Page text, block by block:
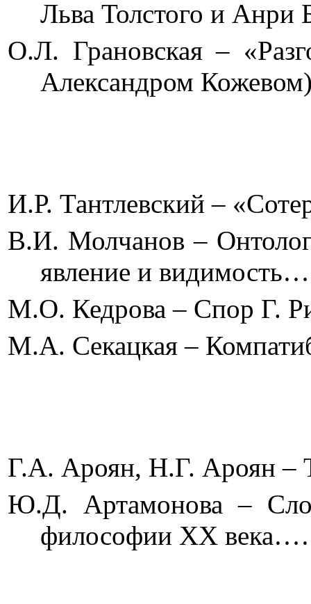
Льва Толстого
О.Л. Грановская –
Александром
И.Р. Тантлевский –
В.И. Молчанов –
явление и
М.О. Кедрова – Спор Г.
М.А. Секацкая –
Г.А. Ароян, Н.Г.
Ю.Д. Артамонова –
философии XX